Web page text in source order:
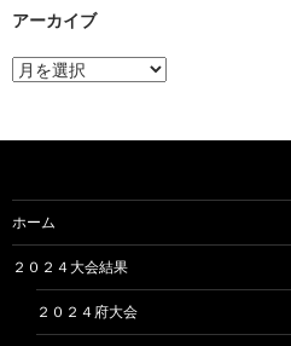
アーカイブ
ア
ー
ホーム
２０２４大会結果
２０２４府大会